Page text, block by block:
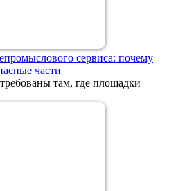
сервиса: почему
части
там, где площадки